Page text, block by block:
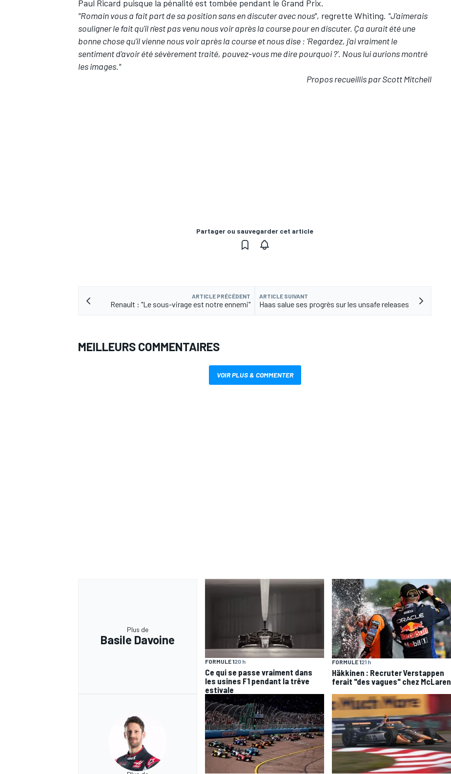
Paul Ricard puisque la pénalité est tombée pendant le Grand Prix.
"Romain vous a fait part de sa position sans en discuter avec nous", regrette Whiting. "J'aimerais
souligner le fait qu'il n'est pas venu nous voir après la course pour en discuter. Ça aurait été une
bonne chose qu'il vienne nous voir après la course et nous dise : 'Regardez, j'ai vraiment le
sentiment d'avoir été sévèrement traité, pouvez-vous me dire pourquoi ?'. Nous lui aurions montré
les images."
Propos recueillis par Scott Mitchell
Partager ou sauvegarder cet article
ARTICLE PRÉCÉDENT
Renault : "Le sous-virage est notre ennemi"
ARTICLE SUIVANT
Haas salue ses progrès sur les unsafe releases
MEILLEURS COMMENTAIRES
VOIR PLUS & COMMENTER
Plus de
Basile Davoine
FORMULE 120 h
Ce qui se passe vraiment dans
les usines F1 pendant la trêve
estivale
FORMULE 121 h
Häkkinen : Recruter Verstappen
ferait "des vagues" chez McLaren